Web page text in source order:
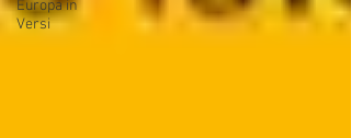
Europa in
Versi